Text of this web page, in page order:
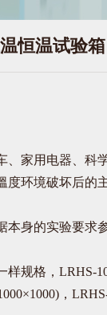
恒温试验箱
用电器、科
环境破坏后的
本身的实验要求
格，LRHS-
，